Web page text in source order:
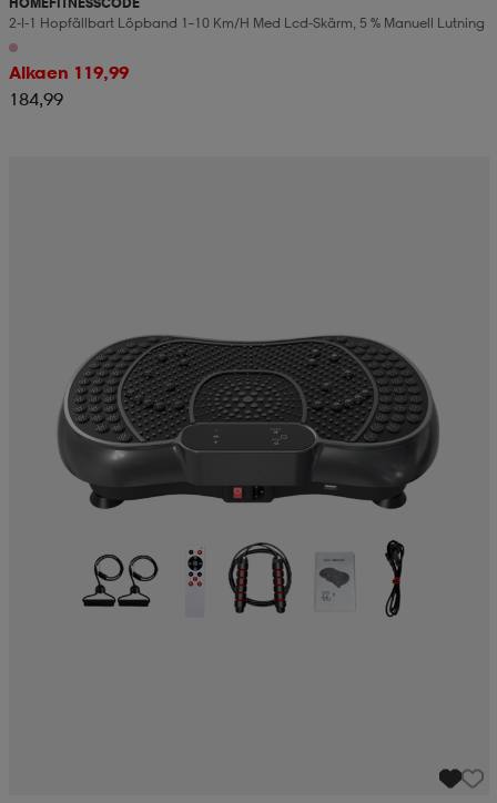
2-I-1 Hopfällbart Löpband 1–10 Km/h Med Lcd-Skärm, 5 % Manuell Lutning
Alkaen 119,99
184,99